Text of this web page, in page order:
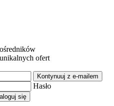
ofert
Kontynuuj z e-mailem
Hasło
się